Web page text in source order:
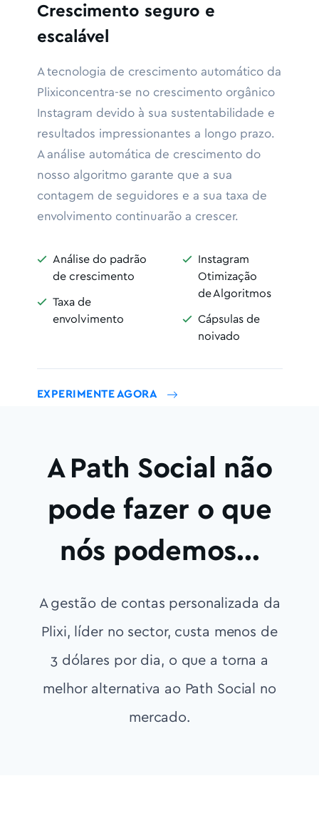
Crescimento seguro e
escalável
A tecnologia de crescimento automático da
Plixiconcentra-se no crescimento orgânico
Instagram devido à sua sustentabilidade e
resultados impressionantes a longo prazo.
A análise automática de crescimento do
nosso algoritmo garante que a sua
contagem de seguidores e a sua taxa de
envolvimento continuarão a crescer.

Análise do padrão
de crescimento

Taxa de
envolvimento

Instagram
Otimização
de Algoritmos

Cápsulas de
noivado
EXPERIMENTE AGORA
A Path Social não
pode fazer o que
nós podemos...
A gestão de contas personalizada da
Plixi, líder no sector, custa menos de
3 dólares por dia, o que a torna a
melhor alternativa ao Path Social no
mercado.